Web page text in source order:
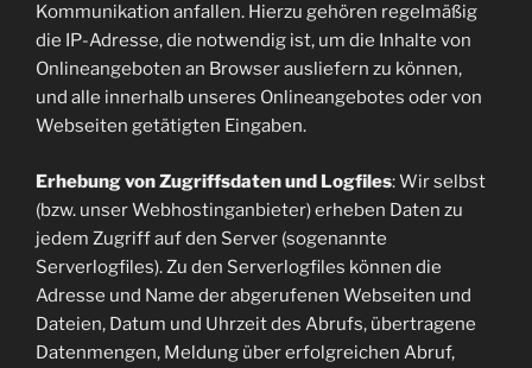
Kommunikation anfallen. Hierzu gehören regelmäßig
die IP-Adresse, die notwendig ist, um die Inhalte von
Onlineangeboten an Browser ausliefern zu können,
und alle innerhalb unseres Onlineangebotes oder von
Webseiten getätigten Eingaben.
Erhebung von Zugriffsdaten und Logfiles: Wir selbst
(bzw. unser Webhostinganbieter) erheben Daten zu
jedem Zugriff auf den Server (sogenannte
Serverlogfiles). Zu den Serverlogfiles können die
Adresse und Name der abgerufenen Webseiten und
Dateien, Datum und Uhrzeit des Abrufs, übertragene
Datenmengen, Meldung über erfolgreichen Abruf,